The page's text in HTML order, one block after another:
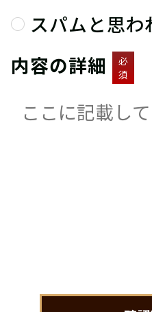
スパムと思わ
内容の詳細
必
須